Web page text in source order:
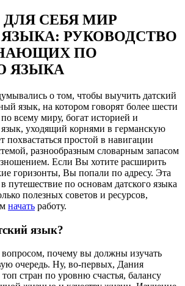
СЕБЯ МИР
РУКОВОДСТВО
ПО
ЯЗЫКА
о том, чтобы выучить датский
язык, на котором говорят более шести
всему миру, богат историей и
уходящий корнями в германскую
похвастаться простой в навигации
разнообразным словарным запасом
Если Вы хотите расширить
горизонты, Вы попали по адресу. Эта
в путешествие по основам датского языка
полезных советов и ресурсов,
начать работу.
язык?
вопросом, почему вы должны изучать
очередь. Ну, во-первых, Дания
стран по уровню счастья, балансу